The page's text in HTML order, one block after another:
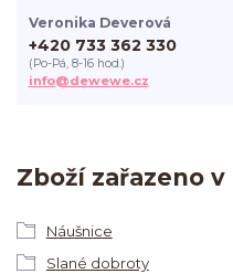
Zboží zařazeno
Náušnice
Slané dobroty
Veronika Deverová
+420 733 362 330
(Po-Pá, 8-16 hod.)
info@dewewe.cz